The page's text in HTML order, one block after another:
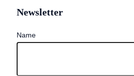
Newsletter
Name